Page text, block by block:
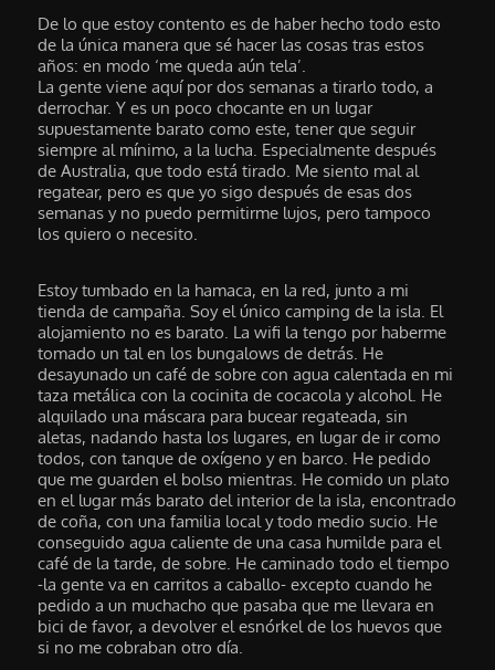
De lo que estoy contento es de haber hecho todo esto
de la única manera que sé hacer las cosas tras estos
años: en modo ‘me queda aún tela’.
La gente viene aquí por dos semanas a tirarlo todo, a
derrochar. Y es un poco chocante en un lugar
supuestamente barato como este, tener que seguir
siempre al mínimo, a la lucha. Especialmente después
de Australia, que todo está tirado. Me siento mal al
regatear, pero es que yo sigo después de esas dos
semanas y no puedo permitirme lujos, pero tampoco
los quiero o necesito.
Estoy tumbado en la hamaca, en la red, junto a mi
tienda de campaña. Soy el único camping de la isla. El
alojamiento no es barato. La wifi la tengo por haberme
tomado un tal en los bungalows de detrás. He
desayunado un café de sobre con agua calentada en mi
taza metálica con la cocinita de cocacola y alcohol. He
alquilado una máscara para bucear regateada, sin
aletas, nadando hasta los lugares, en lugar de ir como
todos, con tanque de oxígeno y en barco. He pedido
que me guarden el bolso mientras. He comido un plato
en el lugar más barato del interior de la isla, encontrado
de coña, con una familia local y todo medio sucio. He
conseguido agua caliente de una casa humilde para el
café de la tarde, de sobre. He caminado todo el tiempo
-la gente va en carritos a caballo- excepto cuando he
pedido a un muchacho que pasaba que me llevara en
bici de favor, a devolver el esnórkel de los huevos que
si no me cobraban otro día.